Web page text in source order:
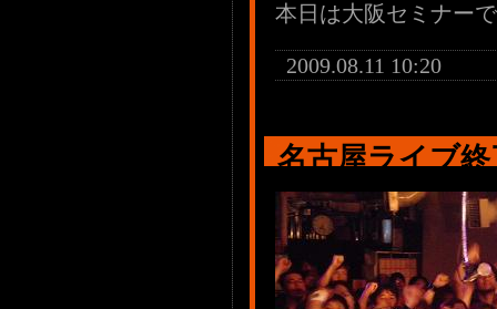
本日は大阪セミナー
2009.08.11 10:20
名古屋ライブ終